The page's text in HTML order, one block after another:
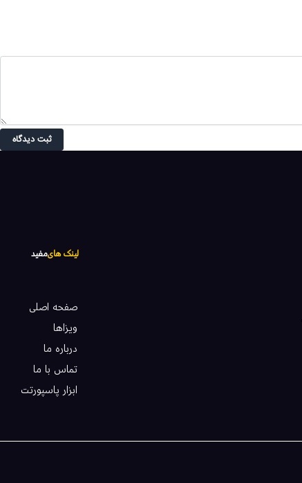
ثبت دیدگاه
لینک هایمفید
صفحه اصلی
ویزاها
درباره ما
تماس با ما
ابزار پاسپورتت